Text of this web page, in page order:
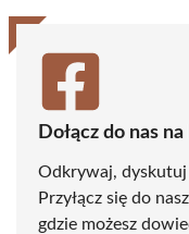
Dołącz do nas
Odkrywaj, dyskutuj
Przyłącz się do
gdzie możesz